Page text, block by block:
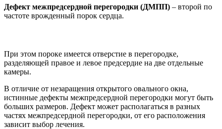
Дефект межпредсердной перегородки (ДМПП) – второй по
частоте врожденный порок сердца.
При этом пороке имеется отверстие в перегородке,
разделяющей правое и левое предсердие на две отдельные
камеры.
В отличие от незаращения открытого овального окна,
истинные дефекты межпредсердной перегородки могут быть
больших размеров. Дефект может располагаться в разных
частях межпредсердной перегородки, от его расположения
зависит выбор лечения.